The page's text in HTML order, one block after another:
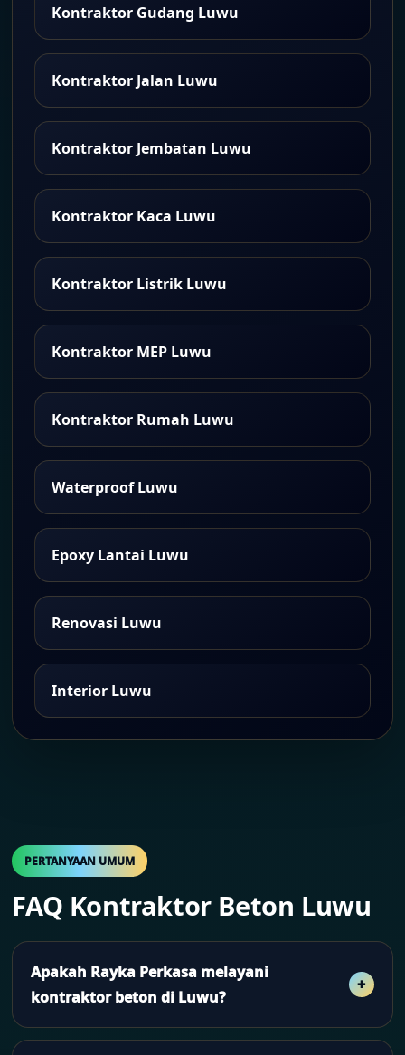
Kontraktor Gudang Luwu
Kontraktor Jalan Luwu
Kontraktor Jembatan Luwu
Kontraktor Kaca Luwu
Kontraktor Listrik Luwu
Kontraktor MEP Luwu
Kontraktor Rumah Luwu
Waterproof Luwu
Epoxy Lantai Luwu
Renovasi Luwu
Interior Luwu
PERTANYAAN UMUM
FAQ Kontraktor Beton Luwu
Apakah Rayka Perkasa melayani
kontraktor beton di Luwu?
Ya. Rayka Perkasa melayani kontraktor beton di